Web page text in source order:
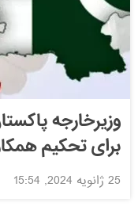
وزیرخارجه
برای تحکیم
25 ژانویه 2024, 15:54